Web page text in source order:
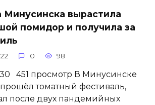
вырастила
помидор и получила за
0 98
451 просмотр В Минусинске
томатный фестиваль,
после двух пандемийных